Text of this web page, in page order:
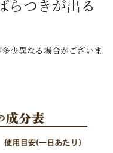
らつきが出る
少異なる場合がございま